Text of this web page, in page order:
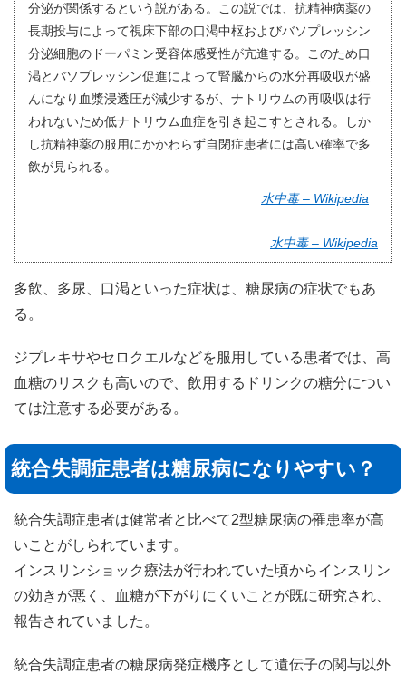
分泌が関係するという説がある。この説では、抗精神病薬の
長期投与によって視床下部の口渇中枢およびバソプレッシン
分泌細胞のドーパミン受容体感受性が亢進する。このため口
渇とバソプレッシン促進によって腎臓からの水分再吸収が盛
んになり血漿浸透圧が減少するが、ナトリウムの再吸収は行
われないため低ナトリウム血症を引き起こすとされる。しか
し抗精神薬の服用にかかわらず自閉症患者には高い確率で多
飲が見られる。
水中毒 – Wikipedia
水中毒 – Wikipedia
多飲、多尿、口渇といった症状は、糖尿病の症状でもあ
る。
ジプレキサやセロクエルなどを服用している患者では、高
血糖のリスクも高いので、飲用するドリンクの糖分につい
ては注意する必要がある。
統合失調症患者は糖尿病になりやすい？
統合失調症患者は健常者と比べて2型糖尿病の罹患率が高
いことがしられています。
インスリンショック療法が行われていた頃からインスリン
の効きが悪く、血糖が下がりにくいことが既に研究され、
報告されていました。
統合失調症患者の糖尿病発症機序として遺伝子の関与以外